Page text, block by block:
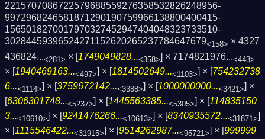
2215707086722579688559276358532826248956­
9972968246581871290190759966138800400415­
1565018270017970327452947404048323733510­
30284459396524271152620265237784647679<158> × 4327
436824...<281> × [1749049828...<358>] × 7174821976...<443>
× [1940469163...<497>] × [1814502649...<1103>] × [754232738
6...<1114>] × [3759672142...<3388>] × [1000000000...<3421>] ×
[6306301748...<5237>] × [1445563385...<5305>] × [114835150
3...<10610>] × [9241476266...<10613>] × [8340935572...<31871>]
× [1115546422...<31915>] × [9514262987...<95721>] × [999999